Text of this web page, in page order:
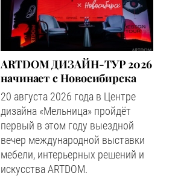
ARTDOM ДИЗАЙН-ТУР 2026
начинает с Новосибирска
20 августа 2026 года в Центре
дизайна «Мельница» пройдёт
первый в этом году выездной
вечер международной выставки
мебели, интерьерных решений и
искусства ARTDOM.